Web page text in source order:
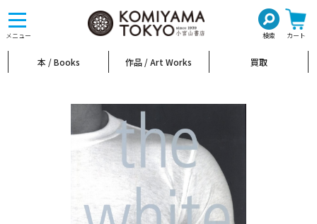
メニュー 検索 カート
toggle
navigation
本 / Books 作品 / Art Works 買取